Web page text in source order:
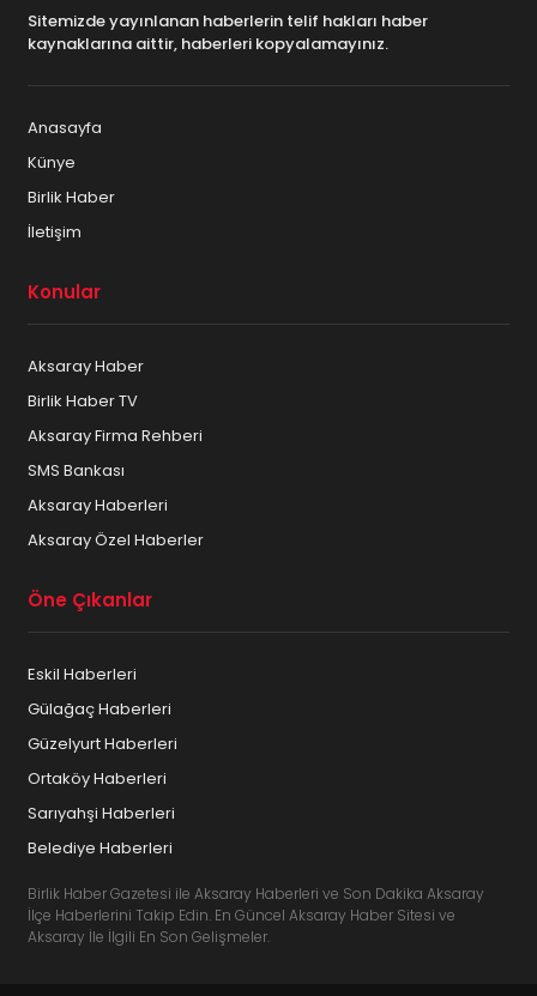
Sitemizde yayınlanan haberlerin telif hakları haber
kaynaklarına aittir, haberleri kopyalamayınız.
Anasayfa
Künye
Birlik Haber
İletişim
Konular
Aksaray Haber
Birlik Haber TV
Aksaray Firma Rehberi
SMS Bankası
Aksaray Haberleri
Aksaray Özel Haberler
Öne Çıkanlar
Eskil Haberleri
Gülağaç Haberleri
Güzelyurt Haberleri
Ortaköy Haberleri
Sarıyahşi Haberleri
Belediye Haberleri
Birlik Haber Gazetesi ile Aksaray Haberleri ve Son Dakika Aksaray
İlçe Haberlerini Takip Edin. En Güncel Aksaray Haber Sitesi ve
Aksaray İle İlgili En Son Gelişmeler.